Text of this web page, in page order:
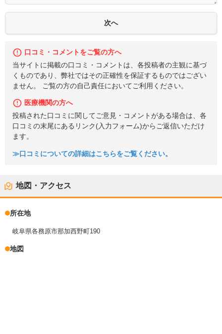
口コミ・コメントをご覧の方へ
当サイトに掲載の口コミ・コメントは、各投稿者の主観に基づ
くものであり、弊社ではその正確性を保証するものではござい
ません。 ご覧の方の自己責任においてご利用ください。
医療機関の方へ
投稿された口コミに関してご意見・コメントがある場合は、各
口コミの末尾にあるリンク(入力フォーム)からご返信いただけ
ます。
≫口コミについての詳細はこちらをご覧ください。
地図・アクセス
所在地
岐阜県各務原市那加西野町190
地図